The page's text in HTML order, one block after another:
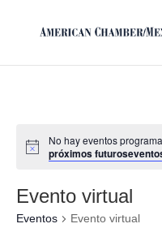
No hay eventos
próximos
Evento virtual
Eventos Evento virtual